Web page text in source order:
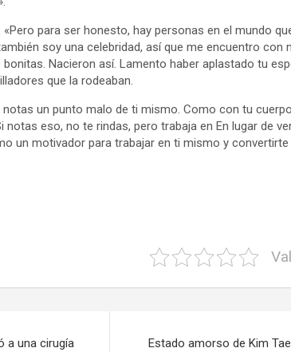
para ser honesto, hay personas en el mundo
soy una celebridad, así que me encuentro con
Nacieron así. Lamento haber aplastado tu
que la rodeaban.
notas un punto malo de ti mismo. Como con tu
eso, no te rindas, pero trabaja en En lugar de
un motivador para trabajar en ti mismo y convertirte
a una cirugía
Estado amorso de Kim